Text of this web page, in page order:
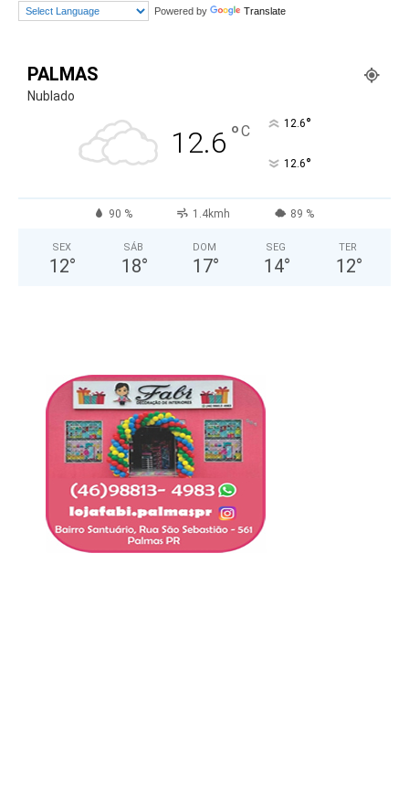
Powered by Translate
PALMAS
Nublado
12.6 °C 12.6°
12.6°
90 % 1.4kmh 89 %
SEX
12°
SÁB
18°
DOM
17°
SEG
14°
TER
12°